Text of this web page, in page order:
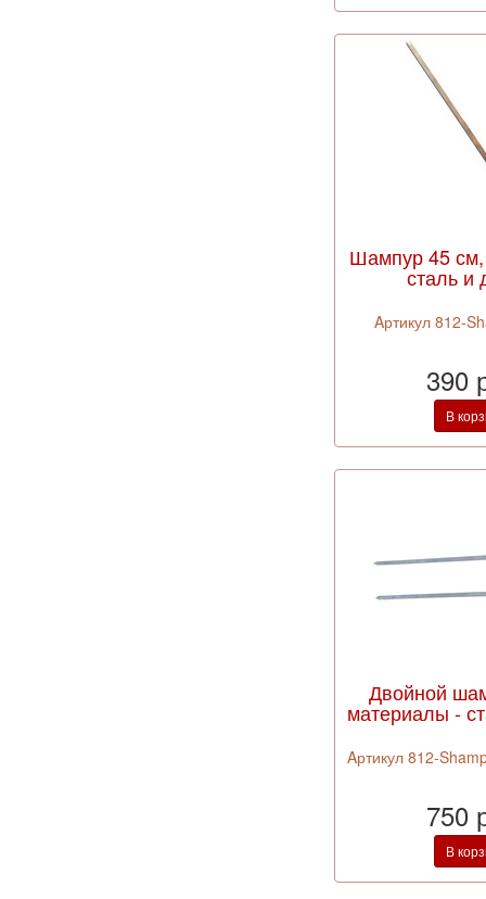
Шампур 45
сталь и
Aртикул 812-
390
В
Двойной
материалы -
Aртикул 812-
750
В